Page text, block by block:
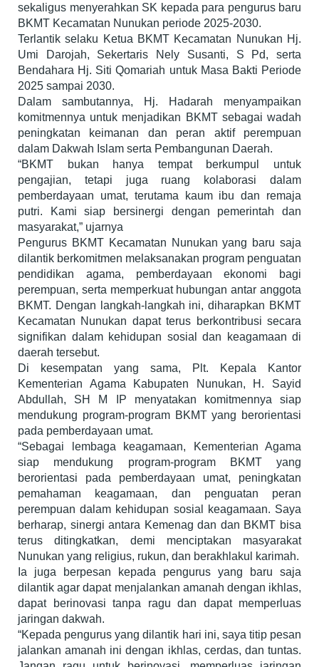
sekaligus menyerahkan SK kepada para pengurus baru
BKMT Kecamatan Nunukan periode 2025-2030.
Terlantik selaku Ketua BKMT Kecamatan Nunukan Hj.
Umi Darojah, Sekertaris Nely Susanti, S Pd, serta
Bendahara Hj. Siti Qomariah untuk Masa Bakti Periode
2025 sampai 2030.
Dalam sambutannya, Hj. Hadarah menyampaikan
komitmennya untuk menjadikan BKMT sebagai wadah
peningkatan keimanan dan peran aktif perempuan
dalam Dakwah Islam serta Pembangunan Daerah.
“BKMT bukan hanya tempat berkumpul untuk
pengajian, tetapi juga ruang kolaborasi dalam
pemberdayaan umat, terutama kaum ibu dan remaja
putri. Kami siap bersinergi dengan pemerintah dan
masyarakat,” ujarnya
Pengurus BKMT Kecamatan Nunukan yang baru saja
dilantik berkomitmen melaksanakan program penguatan
pendidikan agama, pemberdayaan ekonomi bagi
perempuan, serta memperkuat hubungan antar anggota
BKMT. Dengan langkah-langkah ini, diharapkan BKMT
Kecamatan Nunukan dapat terus berkontribusi secara
signifikan dalam kehidupan sosial dan keagamaan di
daerah tersebut.
Di kesempatan yang sama, Plt. Kepala Kantor
Kementerian Agama Kabupaten Nunukan, H. Sayid
Abdullah, SH M IP menyatakan komitmennya siap
mendukung program-program BKMT yang berorientasi
pada pemberdayaan umat.
“Sebagai lembaga keagamaan, Kementerian Agama
siap mendukung program-program BKMT yang
berorientasi pada pemberdayaan umat, peningkatan
pemahaman keagamaan, dan penguatan peran
perempuan dalam kehidupan sosial keagamaan. Saya
berharap, sinergi antara Kemenag dan dan BKMT bisa
terus ditingkatkan, demi menciptakan masyarakat
Nunukan yang religius, rukun, dan berakhlakul karimah.
Ia juga berpesan kepada pengurus yang baru saja
dilantik agar dapat menjalankan amanah dengan ikhlas,
dapat berinovasi tanpa ragu dan dapat memperluas
jaringan dakwah.
“Kepada pengurus yang dilantik hari ini, saya titip pesan
jalankan amanah ini dengan ikhlas, cerdas, dan tuntas.